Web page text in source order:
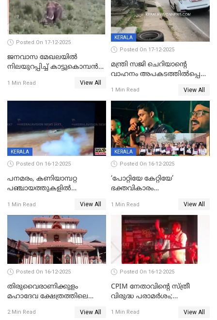
Posted On 17-12-2025
ജനവാസ മേഖലയില്‍
നിലയുറപ്പിച്ച് കാട്ടുകൊമ്പന്‍
1 Min Read View All
KERALA
Posted On 17-12-2025
മന്ത്രി സജി ചെറിയാന്റെ
വാഹനം അപകടത്തിൽപ്പെട്ടു;
രക്ഷപ്പെട്ടത് തലനാരിടയ്ക്ക്
1 Min Read View All
KERALA
Posted On 16-12-2025
പനമരം, കണിയാമ്പറ്റ
പഞ്ചായത്തുകളിൽ
സ്ഥാപനങ്ങൾക്ക് അവധി
1 Min Read View All
KERALA
Posted On 16-12-2025
‘പോറ്റിയേ കേറ്റിയേ’
ഭക്തവികാരം
ഡിജിപിക്ക് പരാതി; ശക്തമായ
നടപടി വേണമെന്നു
സിപിഐഎമ്മും
1 Min Read View All
Posted On 16-12-2025
തിരുവൈരാണിക്കുളം
മഹാദേവ ക്ഷേത്രത്തിലെ
ജനുവരി 2 ന് തുടക്കമാകും
2 Min Read View All
Posted On 16-12-2025
CPIM നേതാവിൻ്റെ സ്ത്രീ
വിരുദ്ധ പരാമർശം;
1 Min Read View All